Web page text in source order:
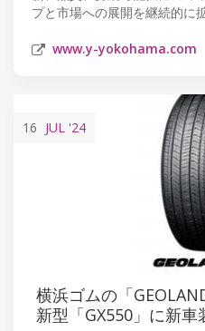
プと市場への展開を継続的に
www.y-yokohama.com
16 JUL '24
横浜ゴムの「
新型「GX550」に新車